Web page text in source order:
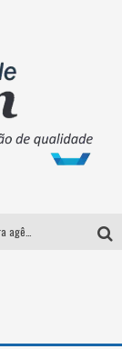
Suzy Brasil desembarca em Belo Horizonte nesta quinta-feira com o espetáculo “Uma Noite Horripilante”